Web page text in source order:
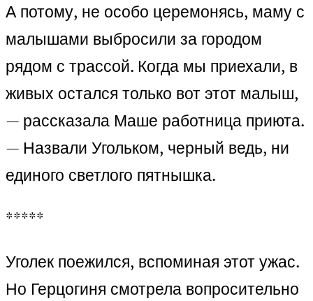
А потому, не особо церемонясь, маму с
малышами выбросили за городом
рядом с трассой. Когда мы приехали, в
живых остался только вот этот малыш,
— рассказала Маше работница приюта.
— Назвали Угольком, черный ведь, ни
единого светлого пятнышка.
*****
Уголек поежился, вспоминая этот ужас.
Но Герцогиня смотрела вопросительно